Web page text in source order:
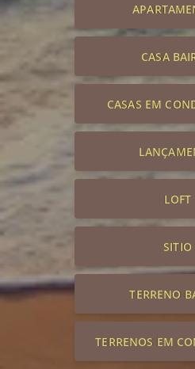
CASA
CASAS EM
LOFT
SITIO
TERRENO
TERRENOS EM